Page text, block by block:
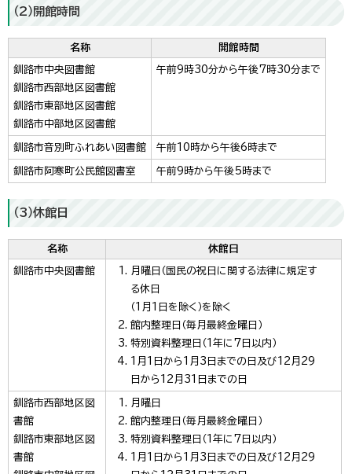
（2）開館時間
名称 開館時間
釧路市中央図書館
釧路市西部地区図書館
釧路市東部地区図書館
釧路市中部地区図書館
午前9時30分から午後7時30分まで
釧路市音別町ふれあい図書館 午前10時から午後6時まで
釧路市阿寒町公民館図書室 午前9時から午後5時まで
（3）休館日
名称 休館日
釧路市中央図書館
月曜日（国民の祝日に関する法律に規定す
る休日
（1月1日を除く）を除く
館内整理日（毎月最終金曜日）
特別資料整理日（1年に7日以内）
1月1日から1月3日までの日及び12月29
日から12月31日までの日
釧路市西部地区図
書館
釧路市東部地区図
書館
月曜日
館内整理日（毎月最終金曜日）
特別資料整理日（1年に7日以内）
1月1日から1月3日までの日及び12月29